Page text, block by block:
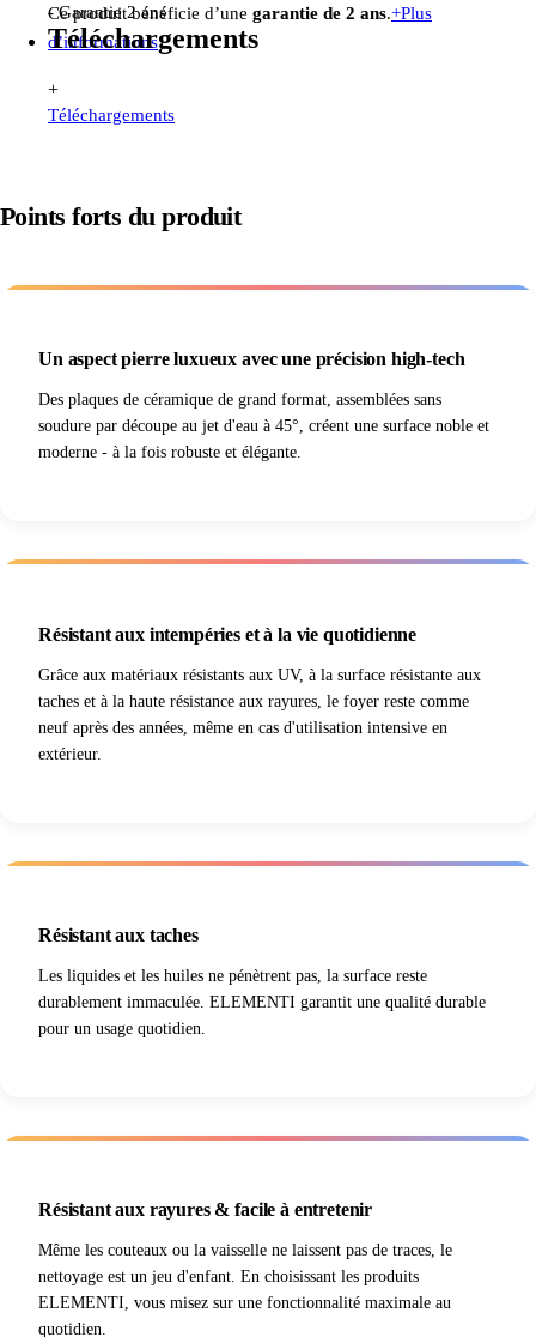
- Garantie 2 ans
Ce produit bénéficie d’une garantie de 2 ans.+Plus
d’informations
Téléchargements
+
Téléchargements
Points forts du produit
Un aspect pierre luxueux avec une précision high-tech
Des plaques de céramique de grand format, assemblées sans
soudure par découpe au jet d'eau à 45°, créent une surface noble et
moderne - à la fois robuste et élégante.
Résistant aux intempéries et à la vie quotidienne
Grâce aux matériaux résistants aux UV, à la surface résistante aux
taches et à la haute résistance aux rayures, le foyer reste comme
neuf après des années, même en cas d'utilisation intensive en
extérieur.
Résistant aux taches
Les liquides et les huiles ne pénètrent pas, la surface reste
durablement immaculée. ELEMENTI garantit une qualité durable
pour un usage quotidien.
Résistant aux rayures & facile à entretenir
Même les couteaux ou la vaisselle ne laissent pas de traces, le
nettoyage est un jeu d'enfant. En choisissant les produits
ELEMENTI, vous misez sur une fonctionnalité maximale au
quotidien.